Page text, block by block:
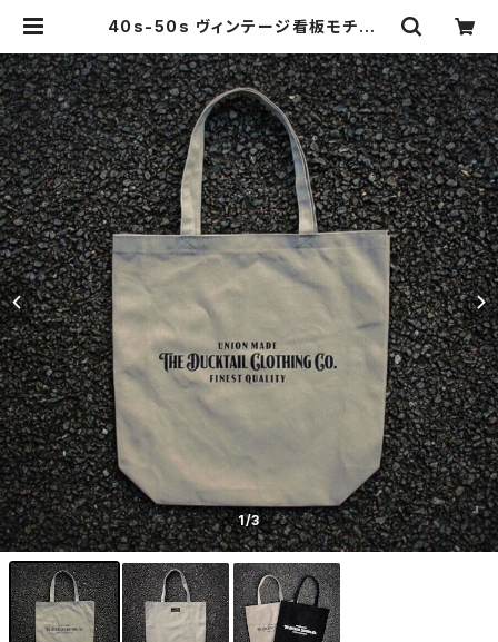
40s-50s ヴィンテージ看板モチーフ
0% カーキ DUCKTAIL CLOTHIN
G "SIGN TOTE" KHAKI ダックテ
イルクロージング | THE DUCKTAI
L CLOTHING CO. ONLINE STOR
E
1/3